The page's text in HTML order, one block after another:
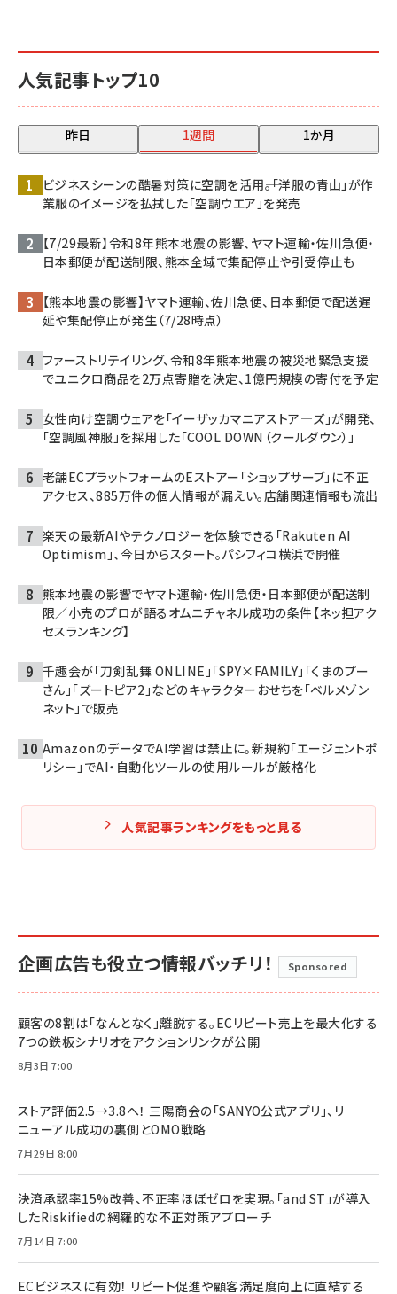
人気記事トップ10
昨日 1週間 1か月
ビジネスシーンの酷暑対策に空調を活用――。「洋服の青山」が作
業服のイメージを払拭した「空調ウエア」を発売
【7/29最新】令和8年熊本地震の影響、ヤマト運輸・佐川急便・
日本郵便が配送制限、熊本全域で集配停止や引受停止も
【熊本地震の影響】ヤマト運輸、佐川急便、日本郵便で配送遅
延や集配停止が発生（7/28時点）
ファーストリテイリング、令和8年熊本地震の被災地緊急支援
でユニクロ商品を2万点寄贈を決定、1億円規模の寄付を予定
女性向け空調ウェアを「イーザッカマニアストア―ズ」が開発、
「空調風神服」を採用した「COOL DOWN（クールダウン）」
老舗ECプラットフォームのEストアー「ショップサーブ」に不正
アクセス、885万件の個人情報が漏えい。店舗関連情報も流出
楽天の最新AIやテクノロジーを体験できる「Rakuten AI
Optimism」、今日からスタート。パシフィコ横浜で開催
熊本地震の影響でヤマト運輸・佐川急便・日本郵便が配送制
限／小売のプロが語るオムニチャネル成功の条件【ネッ担アク
セスランキング】
千趣会が「刀剣乱舞 ONLINE」「SPY×FAMILY」「くまのプー
さん」「ズートピア2」などのキャラクターおせちを「ベルメゾン
ネット」で販売
AmazonのデータでAI学習は禁止に。新規約「エージェントポ
リシー」でAI・自動化ツールの使用ルールが厳格化
人気記事ランキングをもっと見る
企画広告も役立つ情報バッチリ！ Sponsored
顧客の8割は「なんとなく」離脱する。ECリピート売上を最大化する
7つの鉄板シナリオをアクションリンクが公開
8月3日 7:00
ストア評価2.5→3.8へ！ 三陽商会の「SANYO公式アプリ」、リ
ニューアル成功の裏側とOMO戦略
7月29日 8:00
決済承認率15%改善、不正率ほぼゼロを実現。「and ST」が導入
したRiskifiedの網羅的な不正対策アプローチ
7月14日 7:00
ECビジネスに有効！ リピート促進や顧客満足度向上に直結する